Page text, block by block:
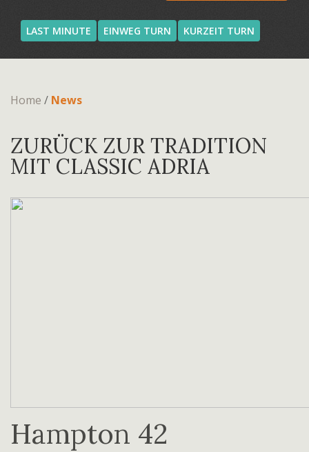
LAST MINUTE EINWEG TURN KURZEIT TURN
Home / News
ZURÜCK ZUR TRADITION
MIT CLASSIC ADRIA
Hampton 42